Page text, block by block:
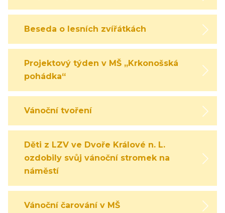
Beseda o lesních zvířátkách
Projektový týden v MŠ „Krkonošská
pohádka“
Vánoční tvoření
Děti z LZV ve Dvoře Králové n. L.
ozdobily svůj vánoční stromek na
náměstí
Vánoční čarování v MŠ